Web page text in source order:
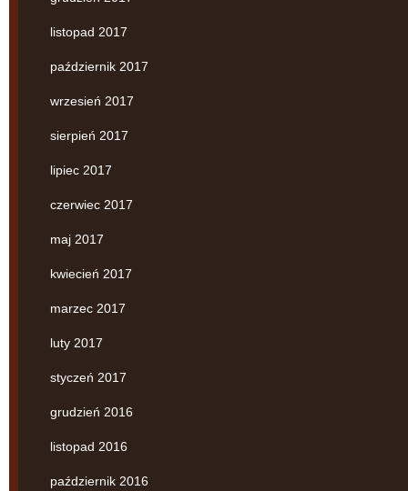
listopad 2017
październik 2017
wrzesień 2017
sierpień 2017
lipiec 2017
czerwiec 2017
maj 2017
kwiecień 2017
marzec 2017
luty 2017
styczeń 2017
grudzień 2016
listopad 2016
październik 2016